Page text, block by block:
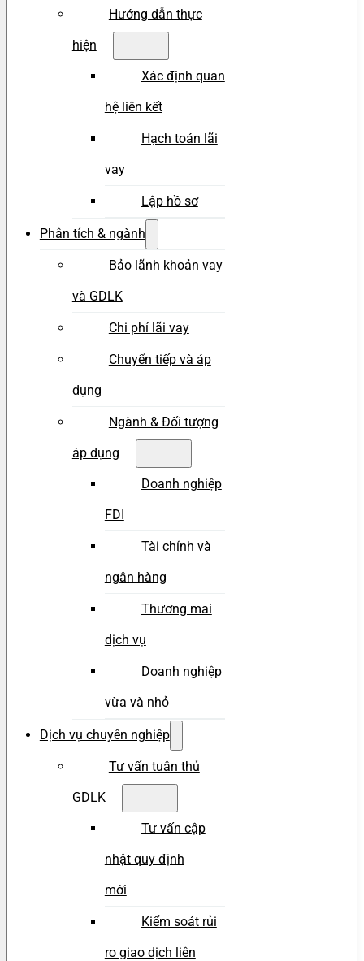
Hướng dẫn thực
hiện
Xác định quan
hệ liên kết
Hạch toán lãi
vay
Lập hồ sơ
Phân tích & ngành
Bảo lãnh khoản vay
và GDLK
Chi phí lãi vay
Chuyển tiếp và áp
dụng
Ngành & Đối tượng
áp dụng
Doanh nghiệp
FDI
Tài chính và
ngân hàng
Thương mai
dịch vụ
Doanh nghiệp
vừa và nhỏ
Dịch vụ chuyên nghiệp
Tư vấn tuân thủ
GDLK
Tư vấn cập
nhật quy định
mới
Kiểm soát rủi
ro giao dịch liên